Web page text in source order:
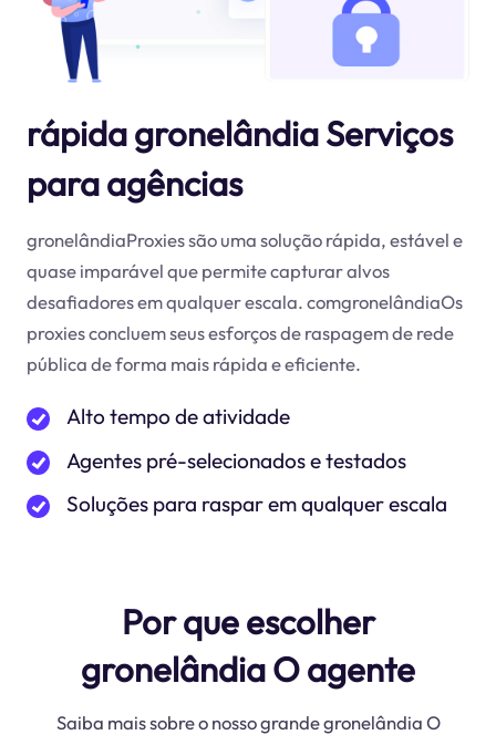
rápida gronelândia Serviços
para agências
gronelândiaProxies são uma solução rápida, estável e
quase imparável que permite capturar alvos
desafiadores em qualquer escala. comgronelândiaOs
proxies concluem seus esforços de raspagem de rede
pública de forma mais rápida e eficiente.
Alto tempo de atividade
Agentes pré-selecionados e testados
Soluções para raspar em qualquer escala
Por que escolher
gronelândia O agente
Saiba mais sobre o nosso grande gronelândia O